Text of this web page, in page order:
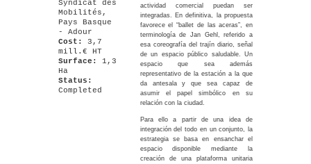
actividad comercial puedan ser
integradas. En definitiva, la propuesta
favorece el “ballet de las aceras”, en
terminología de Jan Gehl, referido a
esa coreografía del trajín diario, señal
de un espacio público saludable. Un
espacio que sea además
representativo de la estación a la que
da antesala y que sea capaz de
asumir el papel simbólico en su
relación con la ciudad.
Para ello a partir de una idea de
integración del todo en un conjunto, la
estrategia se basa en ensanchar el
espacio disponible mediante la
creación de una plataforma unitaria
Syndicat des
Mobilités,
Pays Basque
- Adour
Cost: 3,7
mill.€ HT
Surface: 1,3
Ha
Status:
Completed